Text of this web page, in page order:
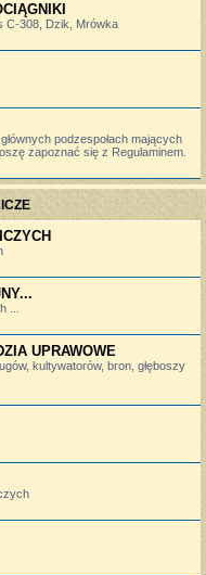
C-308, Dzik, Mrówka
podzespołach mających
zapoznać się z Regulaminem.
...
UPRAWOWE
kultywatorów, bron, głęboszy